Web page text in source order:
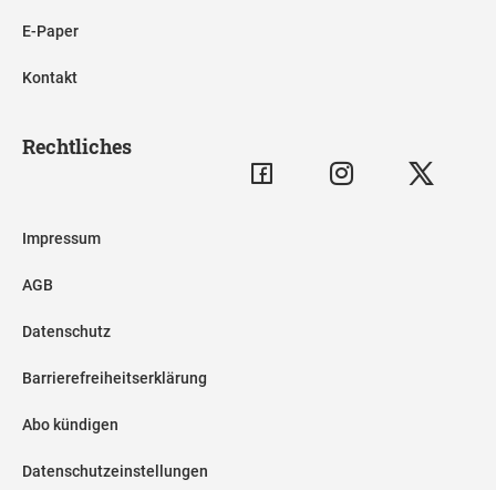
E-Paper
Kontakt
Rechtliches
Impressum
AGB
Datenschutz
Barrierefreiheitserklärung
Abo kündigen
Datenschutzeinstellungen